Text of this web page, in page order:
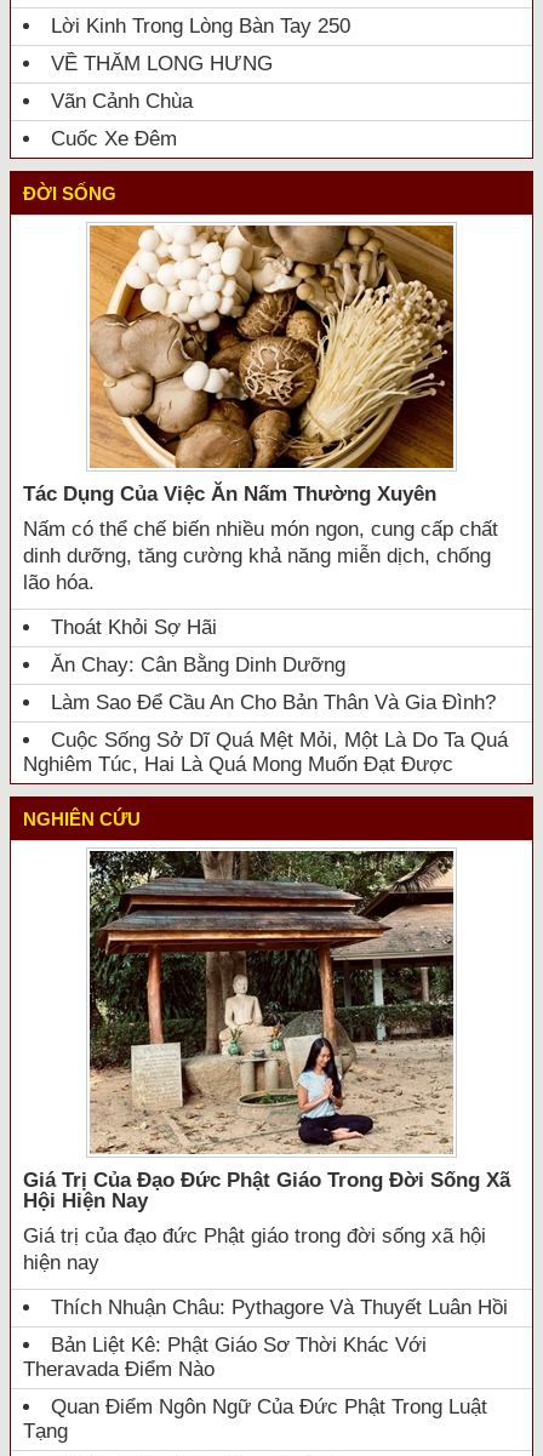
Lời Kinh Trong Lòng Bàn Tay 250
VỀ THĂM LONG HƯNG
Vãn Cảnh Chùa
Cuốc Xe Đêm
ĐỜI SỐNG
Tác Dụng Của Việc Ăn Nấm Thường Xuyên
Nấm có thể chế biến nhiều món ngon, cung cấp chất
dinh dưỡng, tăng cường khả năng miễn dịch, chống
lão hóa.
Thoát Khỏi Sợ Hãi
Ăn Chay: Cân Bằng Dinh Dưỡng
Làm Sao Để Cầu An Cho Bản Thân Và Gia Đình?
Cuộc Sống Sở Dĩ Quá Mệt Mỏi, Một Là Do Ta Quá
Nghiêm Túc, Hai Là Quá Mong Muốn Đạt Được
NGHIÊN CỨU
Giá Trị Của Đạo Đức Phật Giáo Trong Đời Sống Xã
Hội Hiện Nay
Giá trị của đạo đức Phật giáo trong đời sống xã hội
hiện nay
Thích Nhuận Châu: Pythagore Và Thuyết Luân Hồi
Bản Liệt Kê: Phật Giáo Sơ Thời Khác Với
Theravada Điểm Nào
Quan Điểm Ngôn Ngữ Của Đức Phật Trong Luật
Tạng